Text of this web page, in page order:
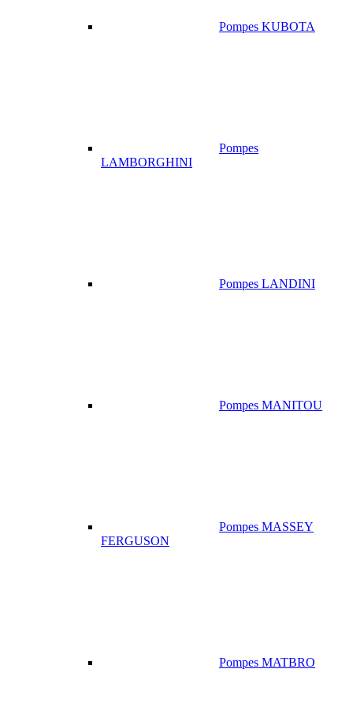
Pompes KUBOTA
Pompes
LAMBORGHINI
Pompes LANDINI
Pompes MANITOU
Pompes MASSEY
FERGUSON
Pompes MATBRO